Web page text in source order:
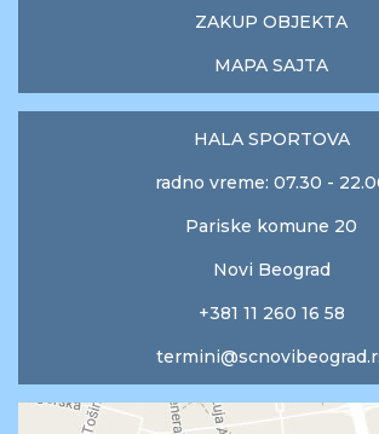
ZAKUP OBJEKTA
MAPA SAJTA
HALA SPORTOVA
radno vreme: 07.30 -
Pariske komune 20
Novi Beograd
+381 11 260 16 58